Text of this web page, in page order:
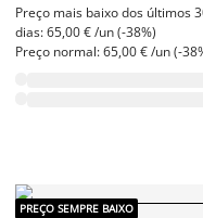
Preço mais baixo dos últimos
dias: 65,00 € /un (-38%)
Preço normal: 65,00 € /un (-
PREÇO SEMPRE BAIXO